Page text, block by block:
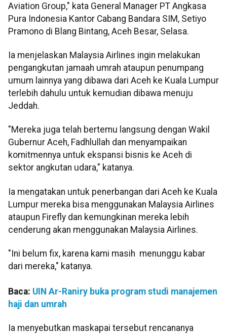
Aviation Group," kata General Manager PT Angkasa
Pura Indonesia Kantor Cabang Bandara SIM, Setiyo
Pramono di Blang Bintang, Aceh Besar, Selasa.
Ia menjelaskan Malaysia Airlines ingin melakukan
pengangkutan jamaah umrah ataupun penumpang
umum lainnya yang dibawa dari Aceh ke Kuala Lumpur
terlebih dahulu untuk kemudian dibawa menuju
Jeddah.
"Mereka juga telah bertemu langsung dengan Wakil
Gubernur Aceh, Fadhlullah dan menyampaikan
komitmennya untuk ekspansi bisnis ke Aceh di
sektor angkutan udara," katanya.
Ia mengatakan untuk penerbangan dari Aceh ke Kuala
Lumpur mereka bisa menggunakan Malaysia Airlines
ataupun Firefly dan kemungkinan mereka lebih
cenderung akan menggunakan Malaysia Airlines.
"Ini belum fix, karena kami masih menunggu kabar
dari mereka," katanya.
Baca: UIN Ar-Raniry buka program studi manajemen
haji dan umrah
Ia menyebutkan maskapai tersebut rencananya